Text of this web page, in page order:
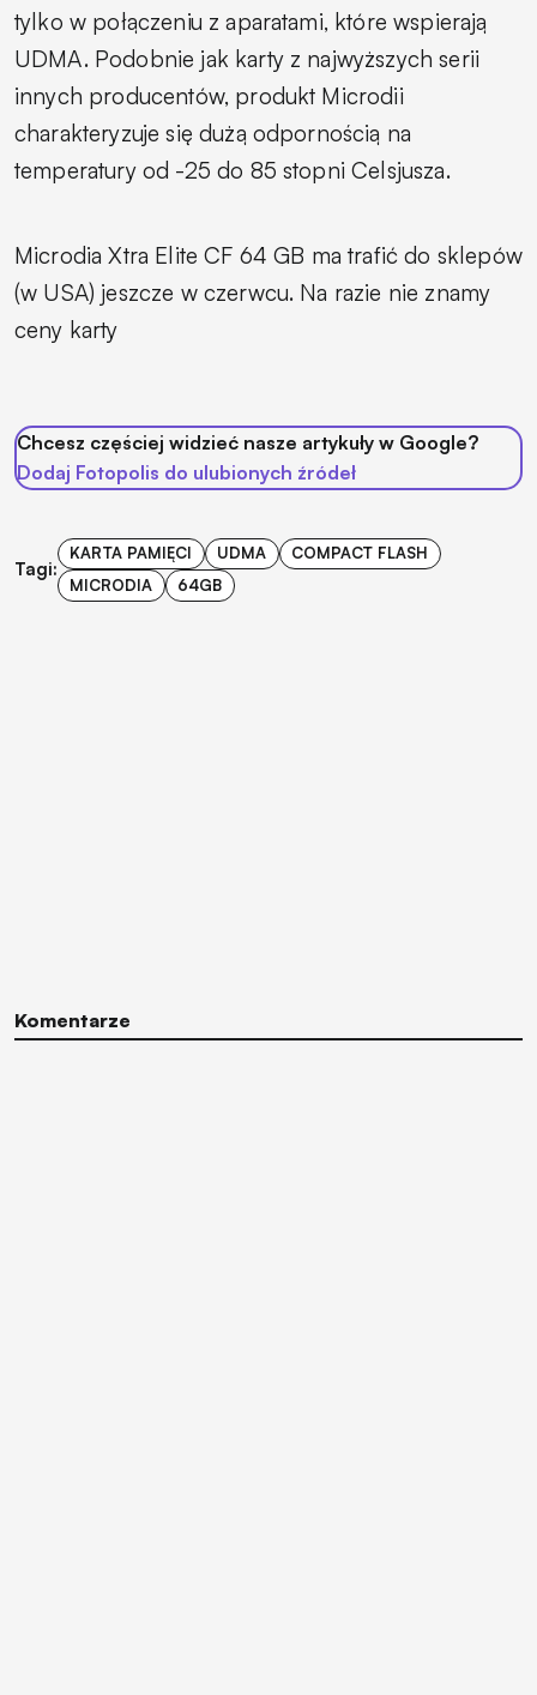
tylko w połączeniu z aparatami, które wspierają
UDMA. Podobnie jak karty z najwyższych serii
innych producentów, produkt Microdii
charakteryzuje się dużą odpornością na
temperatury od -25 do 85 stopni Celsjusza.
Microdia Xtra Elite CF 64 GB ma trafić do sklepów
(w USA) jeszcze w czerwcu. Na razie nie znamy
ceny karty
Chcesz częściej widzieć nasze artykuły w Google?
Dodaj Fotopolis do ulubionych źródeł
Tagi:
KARTA PAMIĘCI UDMA
COMPACT FLASH
MICRODIA
64GB
Komentarze